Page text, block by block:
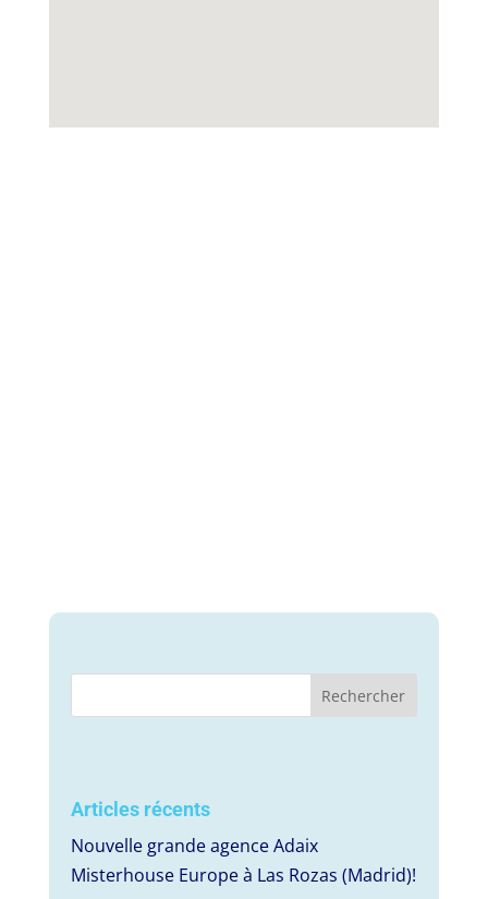
Articles récents
Nouvelle grande agence Adaix
Misterhouse Europe à Las Rozas (Madrid)!